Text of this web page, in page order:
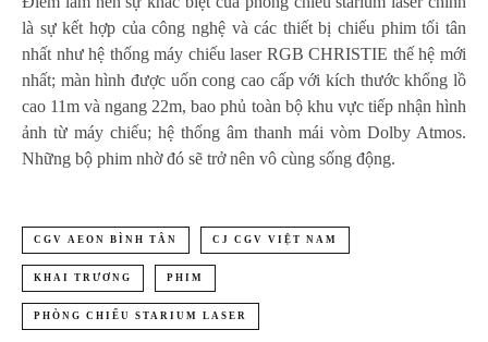
là sự kết hợp của công nghệ và các thiết bị chiếu phim tối tân
nhất như hệ thống máy chiếu laser RGB CHRISTIE thế hệ mới
nhất; màn hình được uốn cong cao cấp với kích thước khổng lồ
cao 11m và ngang 22m, bao phủ toàn bộ khu vực tiếp nhận hình
ảnh từ máy chiếu; hệ thống âm thanh mái vòm Dolby Atmos.
Những bộ phim nhờ đó sẽ trở nên vô cùng sống động.
CGV AEON BÌNH TÂN CJ CGV VIỆT NAM
KHAI TRƯƠNG PHIM
PHÒNG CHIẾU STARIUM LASER